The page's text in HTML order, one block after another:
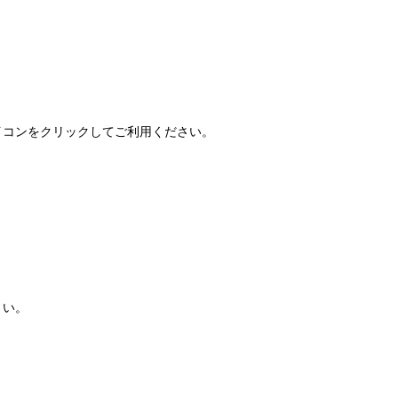
ンをクリックしてご利用ください。
。